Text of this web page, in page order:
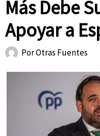
Más Debe
Apoyar a
PorOtras Fuentes